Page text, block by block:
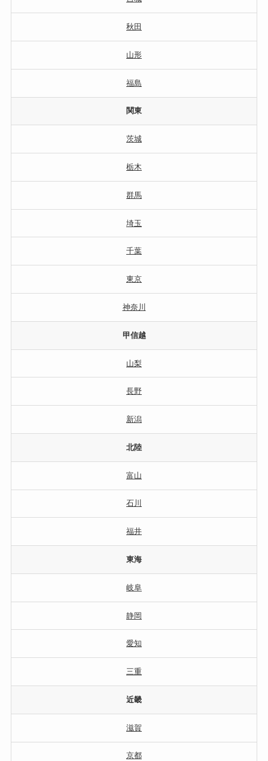
秋田
山形
福島
関東
茨城
栃木
群馬
埼玉
千葉
東京
神奈川
甲信越
山梨
長野
新潟
北陸
富山
石川
福井
東海
岐阜
静岡
愛知
三重
近畿
滋賀
京都